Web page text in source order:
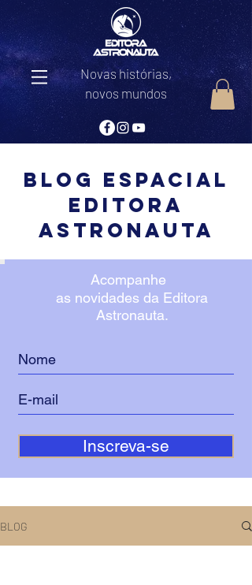
Novas histórias,
novos mundos
Blog Espacial
editora
astronauta
Acompanhe
as novidades da Editora
Astronauta.
Inscreva-se
BLOG